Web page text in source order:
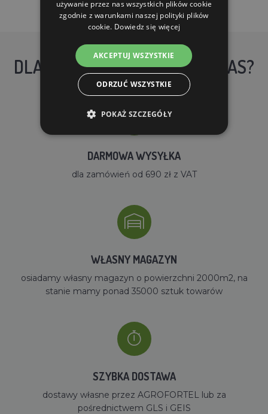
DLACZEGO WARTO KUPIĆ U NAS?
DARMOWA WYSYŁKA
dla zamówień od 690 zł z VAT
WŁASNY MAGAZYN
osiadamy własny magazyn o powierzchni 2000m2, na
stanie mamy ponad 35000 sztuk towarów
SZYBKA DOSTAWA
dostawy własne przez AGROFORTEL lub za
pośrednictwem GLS i GEIS
używanie przez nas wszystkich plików cookie
zgodnie z warunkami naszej polityki plików
cookie. Dowiedz się więcej
AKCEPTUJ WSZYSTKIE
ODRZUĆ WSZYSTKIE
POKAŻ SZCZEGÓŁY